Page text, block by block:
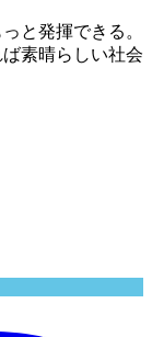
と発揮できる。
素晴らしい社会